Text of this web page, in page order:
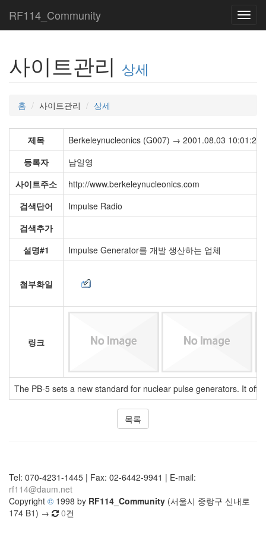
RF114_Community
사이트관리 상세
홈 사이트관리 상세
제목
Berkeleynucleonics (G007) → 2001.08.03 10:01:26
등록자
남일영
사이트주소
http://www.berkeleynucleonics.com
검색단어
Impulse Radio
검색추가
설명#1
Impulse Generator를 개발 생산하는 업체
첨부화일
링크
The PB-5 sets a new standard for nuclear pulse generators. It
목록
Tel: 070-4231-1445 | Fax: 02-6442-9941 | E-mail:
rf114@daum.net
Copyright © 1998 by RF114_Community (서울시 중랑구 신내로
174 B1) →
0건